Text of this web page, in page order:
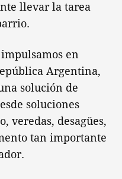
llevar la tarea
en
Argentina,
solución de
soluciones
veredas, desagües,
tan importante